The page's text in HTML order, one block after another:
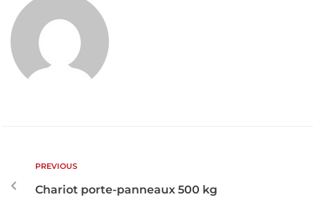
PREVIOUS
Chariot porte-panneaux 500 kg